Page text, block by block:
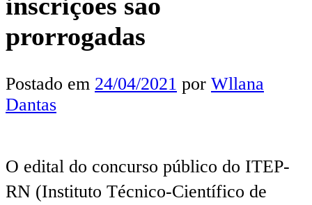
prorrogadas
Postado em 24/04/2021 por Wllana
Dantas
O edital do concurso público do ITEP-
RN (Instituto Técnico-Científico de